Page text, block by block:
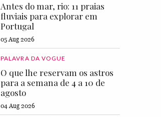
Antes do mar, rio: 11 praias
fluviais para explorar em
Portugal
05 Aug 2026
PALAVRA DA VOGUE
O que lhe reservam os astros
para a semana de 4 a 10 de
agosto
04 Aug 2026